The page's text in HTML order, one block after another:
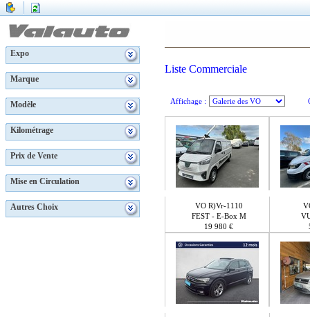
Expo
Marque
Modèle
Kilométrage
Prix de Vente
Mise en Circulation
Autres Choix
Liste Commerciale
Affichage :
VO R)Vr-1110
FEST - E-Box M
19 980 €